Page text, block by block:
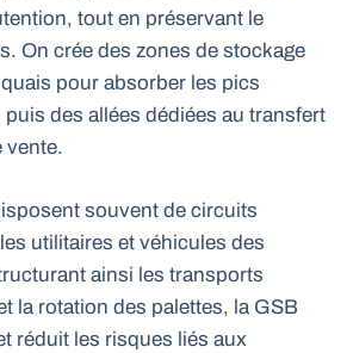
tout en préservant le
On crée des zones de stockage
pour absorber les pics
puis des allées dédiées au transfert
vente.
souvent de circuits
utilitaires et véhicules des
ainsi les transports
la rotation des palettes, la GSB
réduit les risques liés aux